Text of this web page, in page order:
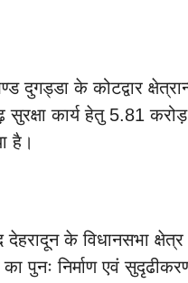
के कोटद्वार
कार्य हेतु 5.81
है।
के विधानसभा
पुनः निर्माण एवं